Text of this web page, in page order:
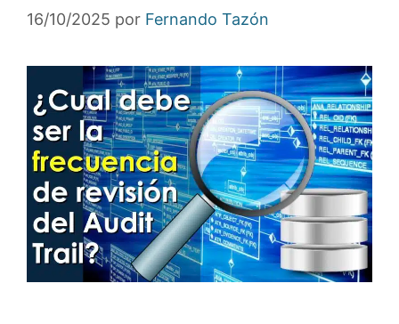
16/10/2025 por Fernando Tazón